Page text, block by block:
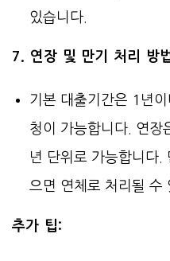
있습니다.
7. 연장 및 만기 처리 방
기본 대출기간은 1년
청이 가능합니다. 연장
년 단위로 가능합니다.
으면 연체로 처리될 수
추가 팁: